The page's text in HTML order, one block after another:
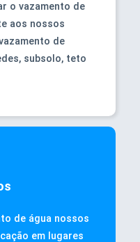
o vazamento de
aos nossos
de
subsolo, teto
de água nossos
em lugares